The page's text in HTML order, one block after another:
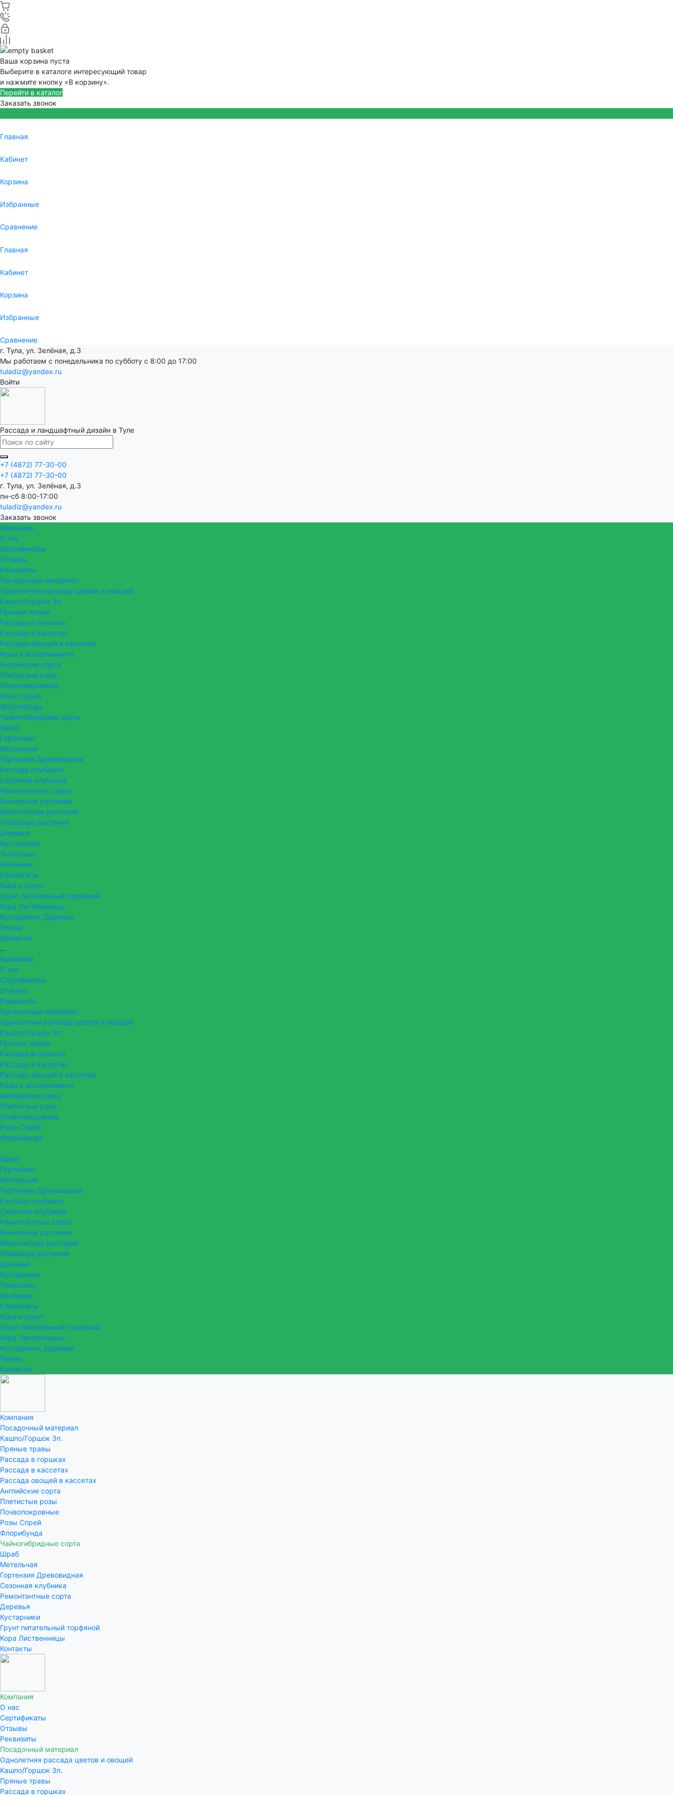
Ваша корзина пуста
Выберите в каталоге интересующий товар
и нажмите кнопку «В корзину».
Перейти в каталог
Заказать звонок
Главная
Кабинет
Корзина
Избранные
Сравнение
Главная
Кабинет
Корзина
Избранные
Сравнение
г. Тула, ул. Зелёная, д.3
Мы работаем с понедельника по субботу с 8:00 до 17:00
tuladiz@yandex.ru
Войти
Рассада и ландшафтный дизайн в Туле
+7 (4872) 77-30-00
+7 (4872) 77-30-00
г. Тула, ул. Зелёная, д.3
пн-сб 8:00-17:00
tuladiz@yandex.ru
Заказать звонок
Компания
О нас
Сертификаты
Отзывы
Реквизиты
Посадочный материал
Однолетняя рассада цветов и овощей
Кашпо/Горшок 3п.
Пряные травы
Рассада в горшках
Рассада в кассетах
Рассада овощей в кассетах
Розы в ассортименте
Английские сорта
Плетистые розы
Почвопокровные
Розы Спрей
Флорибунда
Чайногибридные сорта
Шраб
Гортензии
Метельчая
Гортензия Древовидная
Рассада клубники
Сезонная клубника
Ремонтантные сорта
Комнатные растения
Многолетние растения
Плодовые растения
Деревья
Кустарники
Тюльпаны
Хвойники
Клематисы
Кора и грунт
Грунт питательный торфяной
Кора Лиственницы
Кустарники, Деревья
Пионы
Контакты
...
Компания
О нас
Сертификаты
Отзывы
Реквизиты
Посадочный материал
Однолетняя рассада цветов и овощей
Кашпо/Горшок 3п.
Пряные травы
Рассада в горшках
Рассада в кассетах
Рассада овощей в кассетах
Розы в ассортименте
Английские сорта
Плетистые розы
Почвопокровные
Розы Спрей
Флорибунда
Шраб
Гортензии
Метельчая
Гортензия Древовидная
Рассада клубники
Сезонная клубника
Ремонтантные сорта
Комнатные растения
Многолетние растения
Плодовые растения
Деревья
Кустарники
Тюльпаны
Хвойники
Клематисы
Кора и грунт
Грунт питательный торфяной
Кора Лиственницы
Кустарники, Деревья
Пионы
Контакты
Компания
Посадочный материал
Кашпо/Горшок 3п.
Пряные травы
Рассада в горшках
Рассада в кассетах
Рассада овощей в кассетах
Английские сорта
Плетистые розы
Почвопокровные
Розы Спрей
Флорибунда
Чайногибридные сорта
Шраб
Метельчая
Гортензия Древовидная
Сезонная клубника
Ремонтантные сорта
Деревья
Кустарники
Грунт питательный торфяной
Кора Лиственницы
Контакты
Компания
О нас
Сертификаты
Отзывы
Реквизиты
Посадочный материал
Однолетняя рассада цветов и овощей
Кашпо/Горшок 3п.
Пряные травы
Рассада в горшках